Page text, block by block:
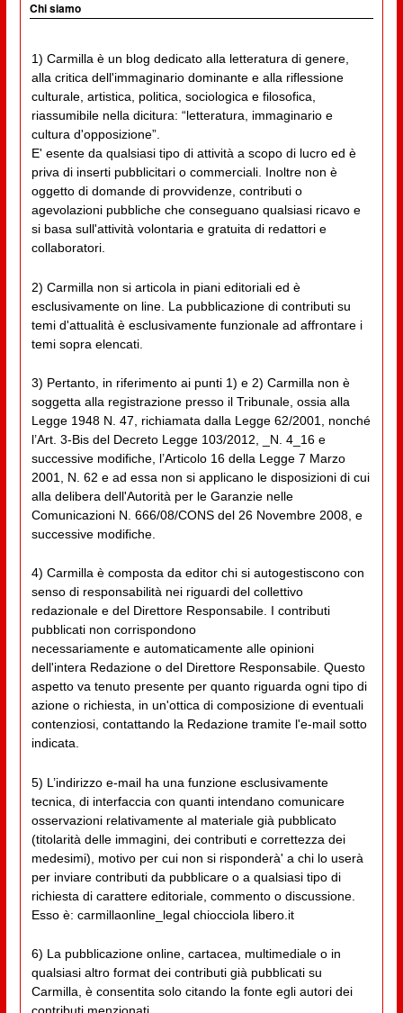
Chi siamo
1) Carmilla è un blog dedicato alla letteratura di genere,
alla critica dell'immaginario dominante e alla riflessione
culturale, artistica, politica, sociologica e filosofica,
riassumibile nella dicitura: “letteratura, immaginario e
cultura d'opposizione”.
E' esente da qualsiasi tipo di attività a scopo di lucro ed è
priva di inserti pubblicitari o commerciali. Inoltre non è
oggetto di domande di provvidenze, contributi o
agevolazioni pubbliche che conseguano qualsiasi ricavo e
si basa sull'attività volontaria e gratuita di redattori e
collaboratori.
2) Carmilla non si articola in piani editoriali ed è
esclusivamente on line. La pubblicazione di contributi su
temi d'attualità è esclusivamente funzionale ad affrontare i
temi sopra elencati.
3) Pertanto, in riferimento ai punti 1) e 2) Carmilla non è
soggetta alla registrazione presso il Tribunale, ossia alla
Legge 1948 N. 47, richiamata dalla Legge 62/2001, nonché
l’Art. 3-Bis del Decreto Legge 103/2012, _N. 4_16 e
successive modifiche, l’Articolo 16 della Legge 7 Marzo
2001, N. 62 e ad essa non si applicano le disposizioni di cui
alla delibera dell'Autorità per le Garanzie nelle
Comunicazioni N. 666/08/CONS del 26 Novembre 2008, e
successive modifiche.
4) Carmilla è composta da editor chi si autogestiscono con
senso di responsabilità nei riguardi del collettivo
redazionale e del Direttore Responsabile. I contributi
pubblicati non corrispondono
necessariamente e automaticamente alle opinioni
dell'intera Redazione o del Direttore Responsabile. Questo
aspetto va tenuto presente per quanto riguarda ogni tipo di
azione o richiesta, in un'ottica di composizione di eventuali
contenziosi, contattando la Redazione tramite l'e-mail sotto
indicata.
5) L’indirizzo e-mail ha una funzione esclusivamente
tecnica, di interfaccia con quanti intendano comunicare
osservazioni relativamente al materiale già pubblicato
(titolarità delle immagini, dei contributi e correttezza dei
medesimi), motivo per cui non si risponderà' a chi lo userà
per inviare contributi da pubblicare o a qualsiasi tipo di
richiesta di carattere editoriale, commento o discussione.
Esso è: carmillaonline_legal chiocciola libero.it
6) La pubblicazione online, cartacea, multimediale o in
qualsiasi altro format dei contributi già pubblicati su
Carmilla, è consentita solo citando la fonte egli autori dei